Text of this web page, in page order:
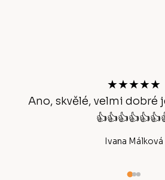
★★★★★
Ano, skvělé, velmi dobré
Ivana Málková